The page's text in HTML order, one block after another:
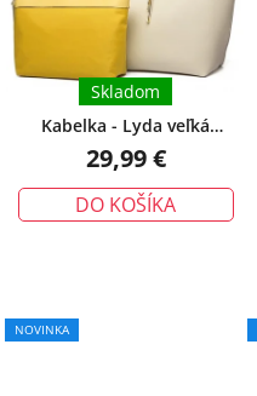
u
k
t
Kabelka - Lyda veľká
obojstranná na rameno
béžová
Skladom
29,99 €
DO KOŠÍKA
NOVINKA